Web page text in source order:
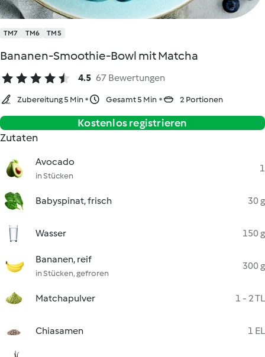
TM7 TM6 TM5
Bananen-Smoothie-Bowl mit Matcha
4.5 67 Bewertungen
Zubereitung 5 Min Gesamt 5 Min 2 Portionen
Kostenlos registrieren
Zutaten
Avocado
in Stücken
1
Babyspinat, frisch 30 g
Wasser 150 g
Bananen, reif
in Stücken, gefroren
300 g
Matchapulver 1 - 2 TL
Chiasamen 1 EL